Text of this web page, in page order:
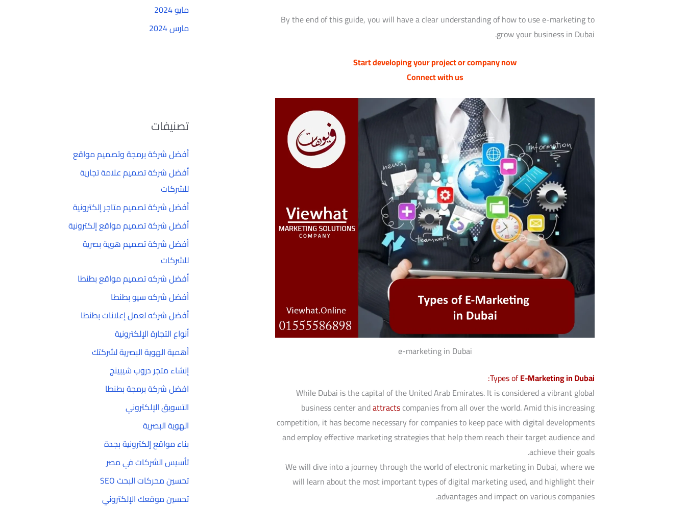
By the end of this guide, you will have a clear understanding of how to use e-marketing to
grow your business in Dubai.
Start developing your project or company now
Connect with us
e-marketing in Dubai
Types ofE-Marketing in Dubai
:
While Dubai is the capital of the United Arab Emirates. It is considered a vibrant global
business center andattractscompanies from all over the world. Amid this increasing
competition, it has become necessary for companies to keep pace with digital developments
and employ effective marketing strategies that help them reach their target audience and
achieve their goals.
We will dive into a journey through the world of electronic marketing in Dubai, where we
will learn about the most important types of digital marketing used, and highlight their
advantages and impact on various companies.
مايو 2024
مارس 2024
تصنيفات
أفضل شركة برمجة وتصميم مواقع
أفضل شركة تصميم علامة تجارية
للشركات
أفضل شركة تصميم متاجر إلكترونية
أفضل شركة تصميم مواقع إلكترونية
أفضل شركة تصميم هوية بصرية
للشركات
أفضل شركه تصميم مواقع بطنطا
أفضل شركه سيو بطنطا
أفضل شركه لعمل إعلانات بطنطا
أنواع التجارة الإلكترونية
أهمية الهوية البصرية لشركتك
إنشاء متجر دروب شيبينج
افضل شركة برمجة بطنطا
التسويق الإلكتروني
الهوية البصرية
بناء مواقع إلكترونية بجدة
تأسيس الشركات في مصر
تحسين محركات البحث SEO
تحسين موقعك الإلكتروني